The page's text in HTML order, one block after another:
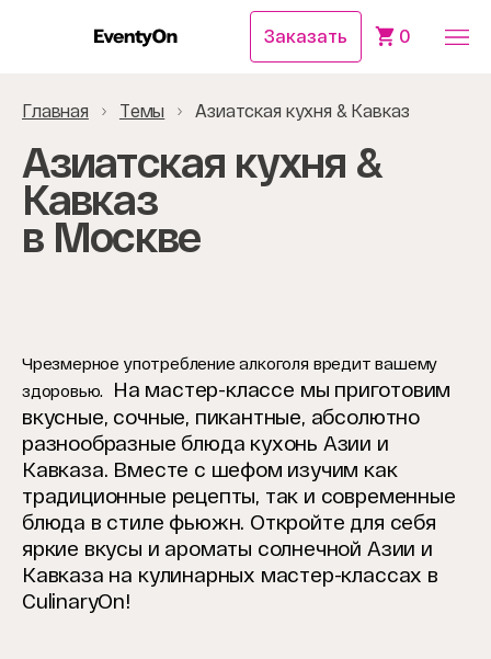
Заказать 0
Главная Темы Азиатская кухня & Кавказ
Азиатская кухня &
Кавказ
в Москве
Чрезмерное употребление алкоголя вредит вашему
здоровью.
На мастер-классе мы приготовим
вкусные, сочные, пикантные, абсолютно
разнообразные блюда кухонь Азии и
Кавказа. Вместе с шефом изучим как
традиционные рецепты, так и современные
блюда в стиле фьюжн. Откройте для себя
яркие вкусы и ароматы солнечной Азии и
Кавказа на кулинарных мастер-классах в
CulinaryOn!